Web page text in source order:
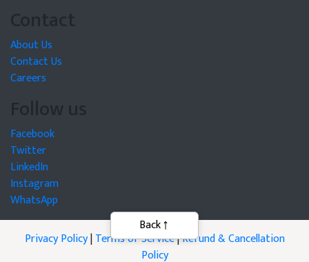
Contact
About Us
Contact Us
Careers
Follow us
Facebook
Twitter
LinkedIn
Instagram
WhatsApp
Privacy Policy|Terms of Service|Refund & Cancellation
Policy